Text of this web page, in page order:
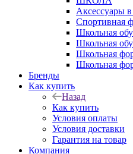
Аксессуары
Спортивная
Школьная
Школьная
Школьная
Школьная
Бренды
Как купить
Назад
Как купить
Условия оплаты
Условия доставки
Гарантия на товар
Компания